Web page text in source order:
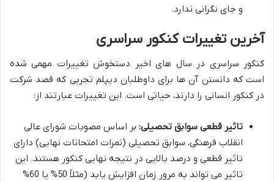
و جای نگرانی ندارد.
آخرین تغییرات کنکور سراسری
کنکور سراسری در سال های اخیر دستخوش تغییرات مهمی شده
است که دانستن آن ها برای داوطلبان دیپلم تجربی که قصد شرکت
در کنکور انسانی را دارند، حیاتی است. این تغییرات عبارتند از:
تاثیر قطعی سوابق تحصیلی: بر اساس مصوبات شورای عالی
انقلاب فرهنگی، سوابق تحصیلی (نمرات امتحانات نهایی) دارای
تاثیر قطعی و درصد بالایی در نتیجه نهایی کنکور هستند. این
تاثیر می تواند به مرور زمان افزایش یابد (مثلاً 50% یا 60%